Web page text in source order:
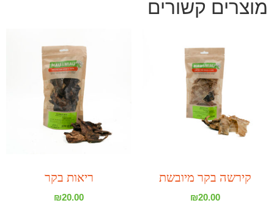
מוצרים קשורים
קירשה בקר מיובשת
₪20.00
ריאות בקר
₪20.00